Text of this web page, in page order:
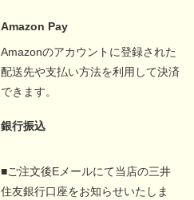
Amazon Pay
Amazonのアカウントに登録された
配送先や支払い方法を利用して決済
できます。
銀行振込
■ご注文後Eメールにて当店の三井
住友銀行口座をお知らせいたしま